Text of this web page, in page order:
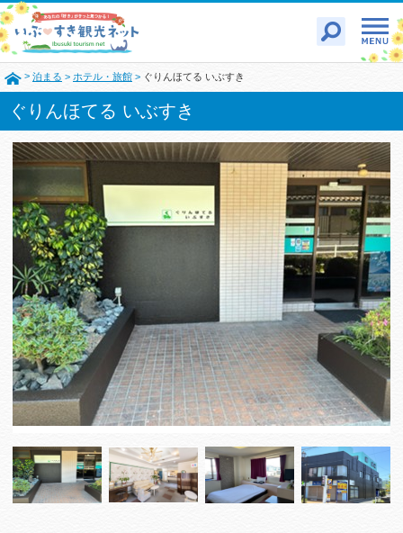
> 泊まる > ホテル・旅館 > ぐりんほてる いぶすき
ぐりんほてる いぶすき